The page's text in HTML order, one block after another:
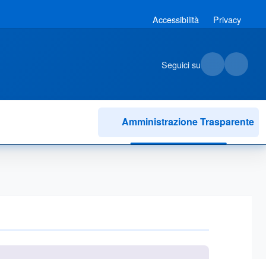
Accessibilità Privacy
Seguici su
Amministrazione Trasparente